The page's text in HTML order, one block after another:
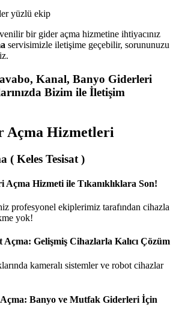
yüzlü ekip
bir gider açma hizmetine ihtiyacınız
servisimizle iletişime geçebilir, sorununuzu
Kanal, Banyo Giderleri
Bizim ile İletişim
Açma Hizmetleri
( Keles Tesisat )
Açma Hizmeti ile Tıkanıklıklara Son!
profesyonel ekiplerimiz tarafından cihazla
yok!
Açma: Gelişmiş Cihazlarla Kalıcı Çözüm
kameralı sistemler ve robot cihazlar
Banyo ve Mutfak Giderleri İçin